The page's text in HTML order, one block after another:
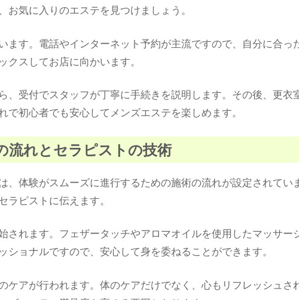
お気に入りのエステを見つけましょう。
ます。電話やインターネット予約が主流ですので、自分に合
クスしてお店に向かいます。
、受付でスタッフが丁寧に手続きを説明します。その後、更
で初心者でも安心してメンズエステを楽しめます。
流れとセラピストの技術
、体験がスムーズに進行するための施術の流れが設定されて
ラピストに伝えます。
されます。フェザータッチやアロマオイルを使用したマッサ
ショナルですので、安心して身を委ねることができます。
ケアが行われます。体のケアだけでなく、心もリフレッシュ